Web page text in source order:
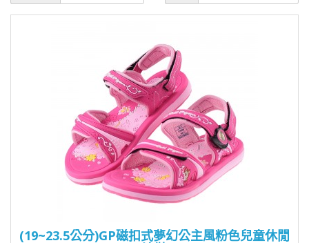
(19~23.5公分)GP磁扣式夢幻公主風粉色兒童休閒